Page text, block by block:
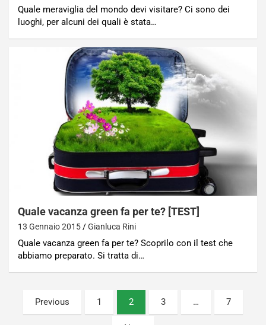
Quale meraviglia del mondo devi visitare? Ci sono dei
luoghi, per alcuni dei quali è stata…
Quale vacanza green fa per te? [TEST]
13 Gennaio 2015 Gianluca Rini
Quale vacanza green fa per te? Scoprilo con il test che
abbiamo preparato. Si tratta di…
Paginazione
degli
Previous 1 2 3 … 7